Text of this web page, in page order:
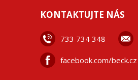
KONTAKTUJTE NÁS
733 734 348
facebook.com/beck.cz